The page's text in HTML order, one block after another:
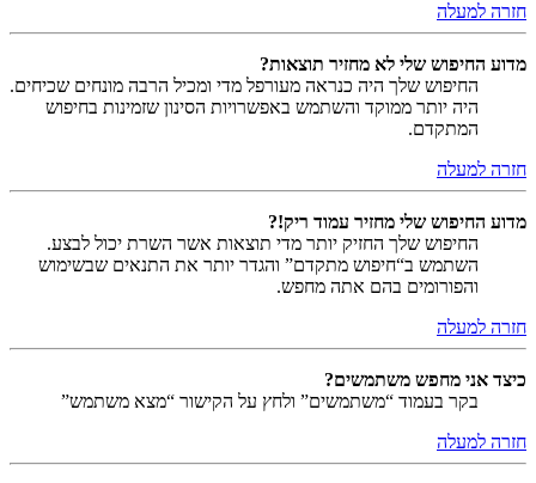
חזרה למעלה
מדוע החיפוש שלי לא מחזיר תוצאות?
החיפוש שלך היה כנראה מעורפל מדי ומכיל הרבה מונחים שכיחים.
היה יותר ממוקד והשתמש באפשרויות הסינון שזמינות בחיפוש
המתקדם.
חזרה למעלה
מדוע החיפוש שלי מחזיר עמוד ריק!?
החיפוש שלך החזיק יותר מדי תוצאות אשר השרת יכול לבצע.
השתמש ב“חיפוש מתקדם” והגדר יותר את התנאים שבשימוש
והפורומים בהם אתה מחפש.
חזרה למעלה
כיצד אני מחפש משתמשים?
בקר בעמוד “משתמשים” ולחץ על הקישור “מצא משתמש”
חזרה למעלה